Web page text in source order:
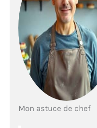
Mon astuce de chef